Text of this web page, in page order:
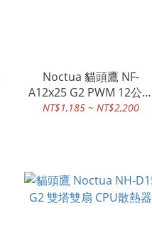
Noctua 貓頭鷹 NF-
A12x25 G2 PWM 12公分
SSO2 軸承靜音扇
NT$1,185 ~ NT$2,200